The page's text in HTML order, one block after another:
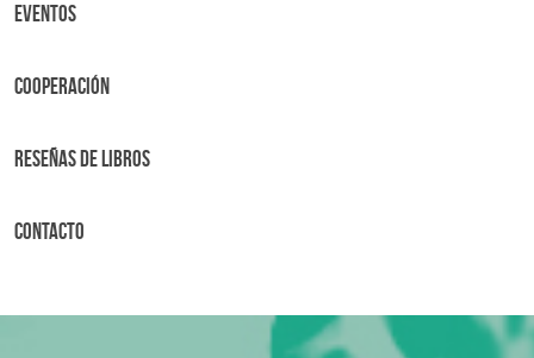
Eventos
Cooperación
Reseñas de libros
Contacto